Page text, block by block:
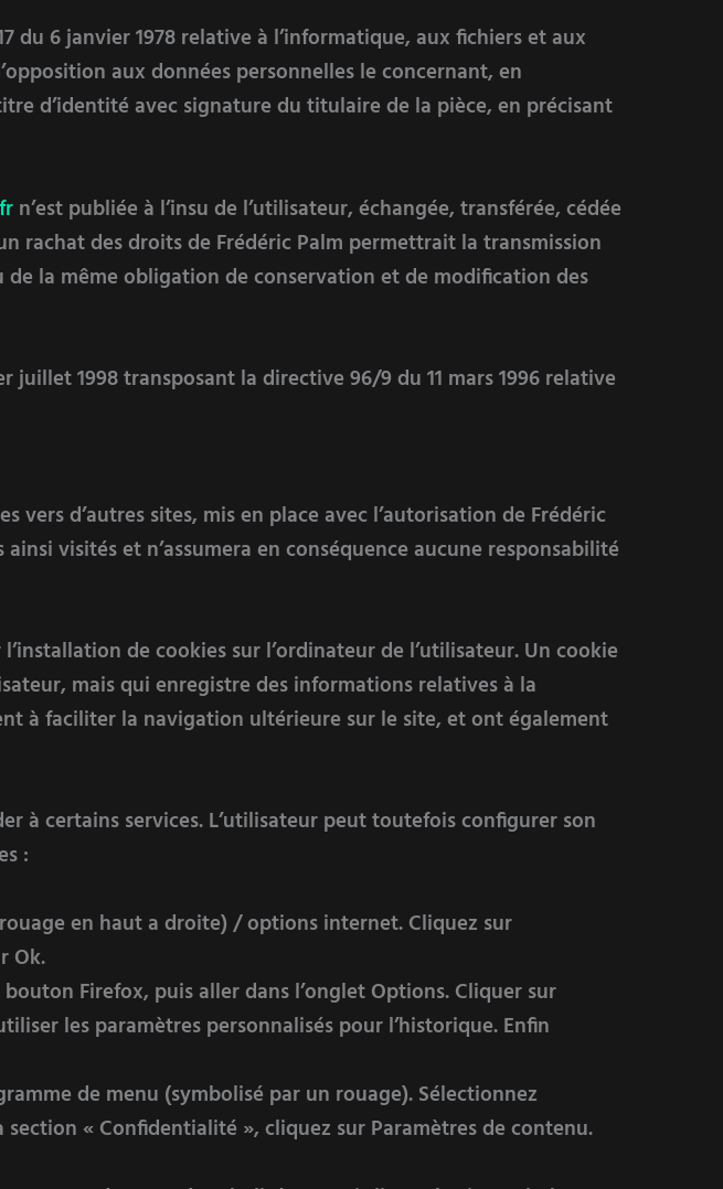
du 6 janvier 1978 relative à l’informatique, aux fichiers et aux
aux données personnelles le concernant, en
d’identité avec signature du titulaire de la pièce, en précisant
n’est publiée à l’insu de l’utilisateur, échangée, transférée, cédée
rachat des droits de Frédéric Palm permettrait la transmission
la même obligation de conservation et de modification des
1998 transposant la directive 96/9 du 11 mars 1996 relative
d’autres sites, mis en place avec l’autorisation de Frédéric
visités et n’assumera en conséquence aucune responsabilité
de cookies sur l’ordinateur de l’utilisateur. Un cookie
mais qui enregistre des informations relatives à la
à faciliter la navigation ultérieure sur le site, et ont également
à certains services. L’utilisateur peut toutefois configurer son
:
en haut a droite) / options internet. Cliquez sur
Ok.
Firefox, puis aller dans l’onglet Options. Cliquer sur
les paramètres personnalisés pour l’historique. Enfin
de menu (symbolisé par un rouage). Sélectionnez
« Confidentialité », cliquez sur Paramètres de contenu.